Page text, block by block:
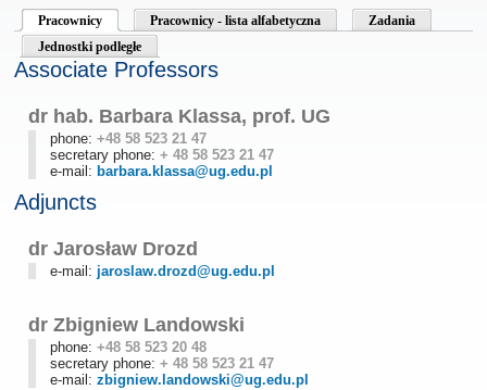
Pracownicy Pracownicy - lista alfabetyczna
Zadania
Jednostki podległe
Associate Professors
dr hab. Barbara Klassa, prof. UG
phone: +48 58 523 21 47
secretary phone: + 48 58 523 21 47
e-mail: barbara.klassa@ug.edu.pl
Adjuncts
dr Jarosław Drozd
e-mail: jaroslaw.drozd@ug.edu.pl
dr Zbigniew Landowski
phone: +48 58 523 20 48
secretary phone: + 48 58 523 21 47
e-mail: zbigniew.landowski@ug.edu.pl